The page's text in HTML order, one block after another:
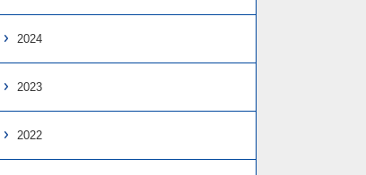
2024
2023
2022